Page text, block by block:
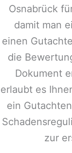
Osnabrück
damit man
einen
die
Dokument
erlaubt es
ein
zur